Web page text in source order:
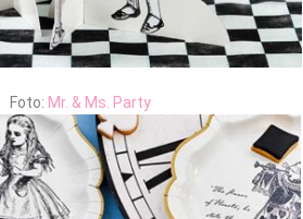
Foto: Mr. & Ms. Party